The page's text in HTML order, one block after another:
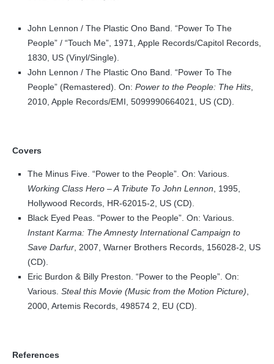
John Lennon / The Plastic Ono Band. “Power To The
People” / “Touch Me”, 1971, Apple Records/Capitol Records,
1830, US (Vinyl/Single).
John Lennon / The Plastic Ono Band. “Power To The
People” (Remastered). On: Power to the People: The Hits
2010, Apple Records/EMI, 5099990664021, US (CD).
Covers
The Minus Five. “Power to the People”. On: Various.
Working Class Hero – A Tribute To John Lennon , 1995,
Hollywood Records, HR-62015-2, US (CD).
Black Eyed Peas. “Power to the People”. On: Various.
Instant Karma: The Amnesty International Campaign to
Save Darfur , 2007, Warner Brothers Records, 156028-2, US
(CD).
Eric Burdon & Billy Preston. “Power to the People”. On:
Various. Steal this Movie (Music from the Motion Picture)
2000, Artemis Records, 498574 2, EU (CD).
References